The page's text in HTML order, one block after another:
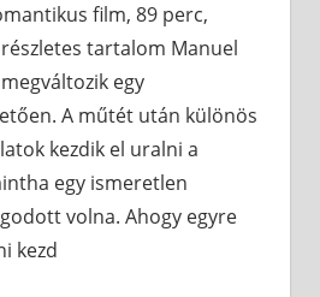
film, 89 perc,
tartalom Manuel
egy
A műtét után különös
kezdik el uralni a
egy ismeretlen
volna. Ahogy egyre
kezd